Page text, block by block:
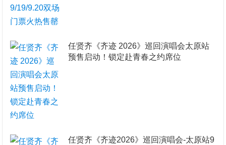
任贤齐《齐迹 2026》巡回演唱会太原站
预售启动！锁定赴青春之约席位
任贤齐《齐迹2026》巡回演唱会-太原站9